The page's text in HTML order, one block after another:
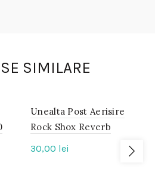
SIMILARE
IN
STOC
Unealta Post Aerisire
Rock Shox Reverb
30,00 lei